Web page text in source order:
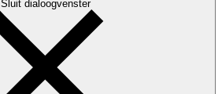
Sluit dialoogvenster